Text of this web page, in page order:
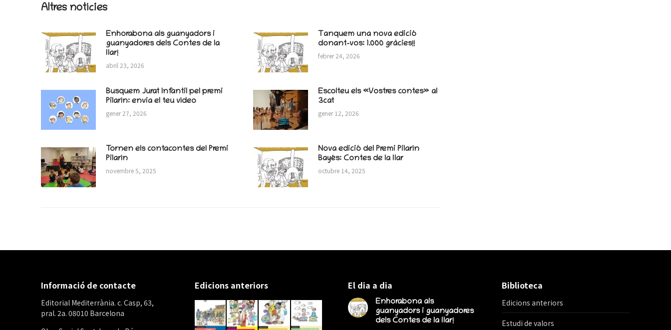
Altres notícies
Enhorabona als guanyadors i
guanyadores dels Contes de la
llar!
abril 23, 2026
Tanquem una nova edició
donant-vos: 1.000 gràcies!!
febrer 24, 2026
Busquem Jurat Infantil pel premi
Pilarín: envia el teu vídeo
gener 27, 2026
Escolteu els «Vostres contes» al
3cat
gener 12, 2026
Tornen els contacontes del Premi
Pilarín
novembre 5, 2025
Nova edició del Premi Pilarín
Bayés: Contes de la llar
octubre 14, 2025
Informació de contacte
Editorial Mediterrània. c. Casp, 63,
pral. 2a. 08010 Barcelona
Edicions anteriors El dia a dia
Enhorabona als
guanyadors i guanyadores
dels Contes de la llar!
Biblioteca
Edicions anteriors
Estudi de valors